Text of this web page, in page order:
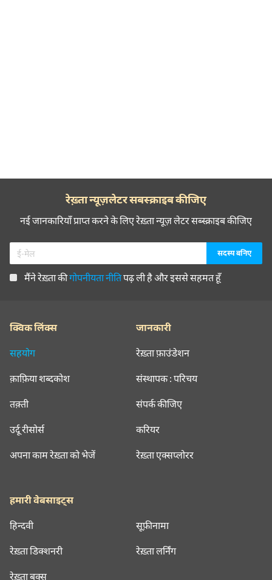
रेख़्ता न्यूज़लेटर सबस्क्राइब कीजिए
नई जानकारियाँ प्राप्त करने के लिए रेख़्ता न्यूज़ लेटर सब्स्क्राइब कीजिए
मैंने रेख़्ता कीगोपनीयता नीतिपढ़ ली है और इससे सहमत हूँ
क्विक लिंक्स
सहयोग
क़ाफ़िया शब्दकोश
तक़्ती
उर्दू रीसोर्स
अपना काम रेख़्ता को भेजें
जानकारी
रेख़्ता फ़ाउंडेशन
संस्थापक : परिचय
संपर्क कीजिए
करियर
रेख़्ता एक्सप्लोरर
हमारी वेबसाइट्स
हिन्दवी सूफ़ीनामा
रेख़्ता डिक्शनरी रेख़्ता लर्निंग
रेख़्ता बुक्स